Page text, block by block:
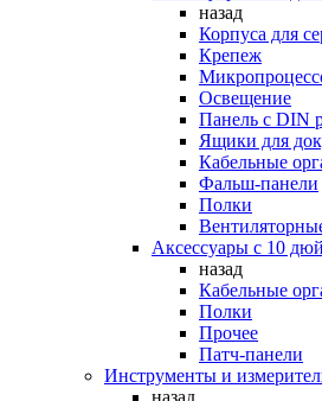
назад
Корпуса для
Крепеж
Освещение
Панель с DIN
Ящики для
Кабельные
Фальш-панели
Полки
Аксессуары с 10
назад
Кабельные
Полки
Прочее
Патч-панели
Инструменты и
назад